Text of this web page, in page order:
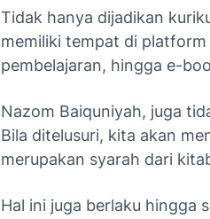
Tidak hanya dijadikan
memiliki tempat di
pembelajaran, hingga e-
Nazom Baiquniyah, juga
Bila ditelusuri, kita akan
merupakan syarah dari
Hal ini juga berlaku hingga